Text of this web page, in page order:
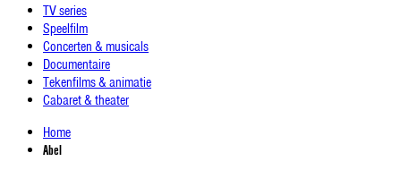
TV series
Speelfilm
Concerten & musicals
Documentaire
Tekenfilms & animatie
Cabaret & theater
Home
Abel